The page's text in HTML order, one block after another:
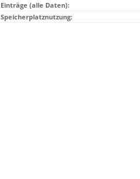
Einträge (alle Daten):
Speicherplatznutzung: